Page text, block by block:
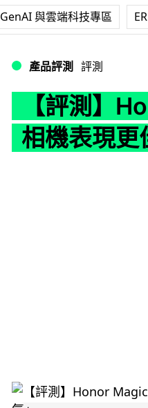
GenAI 與雲端科技專區
產品評測 評測
【評測】
相機表現更